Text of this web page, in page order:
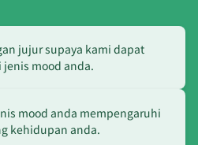
jujur supaya kami dapat
mood anda.
mood anda mempengaruhi
kehidupan anda.